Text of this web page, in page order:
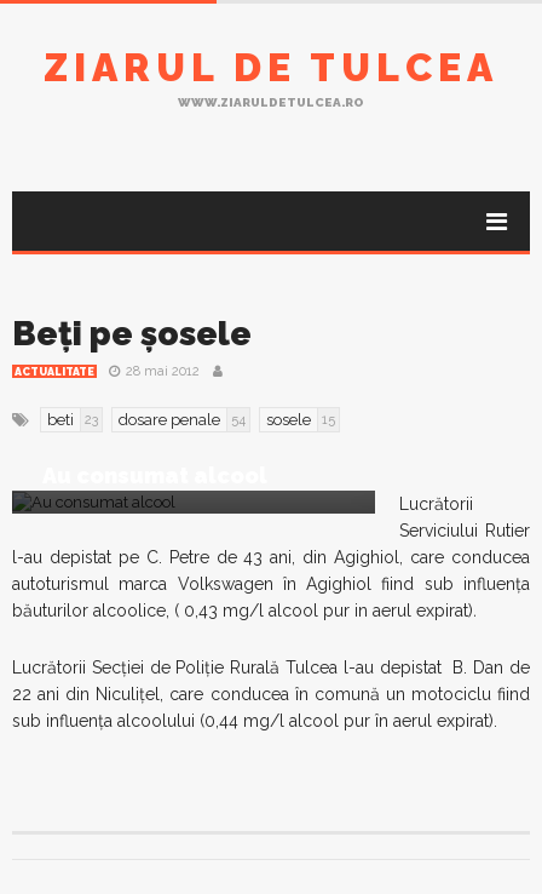
ZIARUL DE TULCEA
WWW.ZIARULDETULCEA.RO
Beţi pe şosele
ACTUALITATE 28 mai 2012
beti 23 dosare penale 54 sosele 15
Lucrătorii
Serviciului Rutier
l-au depistat pe C. Petre de 43 ani, din Agighiol, care conducea
autoturismul marca Volkswagen în Agighiol fiind sub influenţa
băuturilor alcoolice, ( 0,43 mg/l alcool pur in aerul expirat).
Lucrătorii Secţiei de Poliţie Rurală Tulcea l-au depistat B. Dan de
22 ani din Niculițel, care conducea în comună un motociclu fiind
sub influența alcoolului (0,44 mg/l alcool pur în aerul expirat).